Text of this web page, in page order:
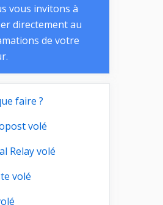
vous invitons à
directement au
de votre
faire ?
volé
Relay volé
volé